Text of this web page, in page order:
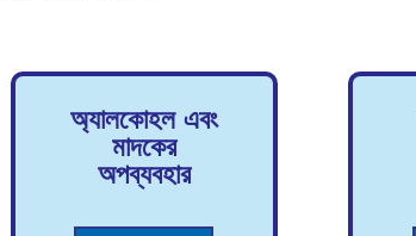
অ্যালকোহল এবং
মাদকের
অপব্যবহার